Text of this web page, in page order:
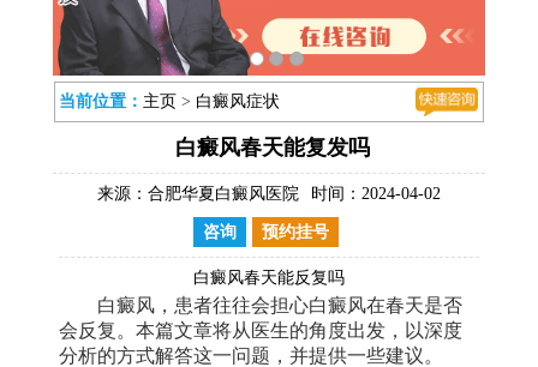
当前位置： 主页 > 白癜风症状
白癜风春天能复发吗
来源： 合肥华夏白癜风医院 时间：2024-04-02
咨询 预约挂号
白癜风春天能反复吗
白癜风，患者往往会担心白癜风在春天是否
会反复。本篇文章将从医生的角度出发，以深度
分析的方式解答这一问题，并提供一些建议。